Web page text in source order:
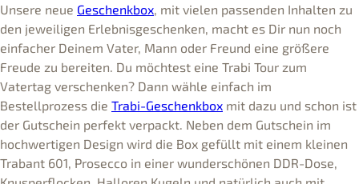
Unsere neue Geschenkbox , mit vielen passenden Inhalten zu
den jeweiligen Erlebnisgeschenken, macht es Dir nun noch
einfacher Deinem Vater, Mann oder Freund eine größere
Freude zu bereiten. Du möchtest eine Trabi Tour zum
Vatertag verschenken? Dann wähle einfach im
Bestellprozess die Trabi-Geschenkbox mit dazu und schon ist
der Gutschein perfekt verpackt. Neben dem Gutschein im
hochwertigen Design wird die Box gefüllt mit einem kleinen
Trabant 601, Prosecco in einer wunderschönen DDR-Dose,